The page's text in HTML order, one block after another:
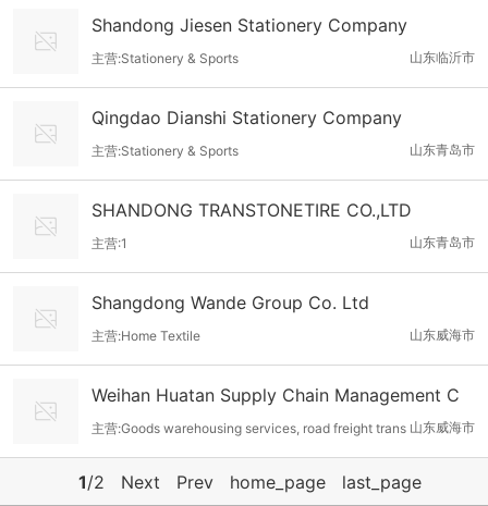
Shandong Jiesen Stationery Company
山东临沂市
主营:Stationery & Sports
Qingdao Dianshi Stationery Company
山东青岛市
主营:Stationery & Sports
SHANDONG TRANSTONETIRE CO.,LTD
山东青岛市
主营:1
Shangdong Wande Group Co. Ltd
山东威海市
主营:Home Textile
Weihan Huatan Supply Chain Management C
o.,Ltd.
山东威海市
主营:Goods warehousing services, road freight trans
port, daily necessities, edible agricultural products, electronic p
1/2 Next Prev home_page last_page